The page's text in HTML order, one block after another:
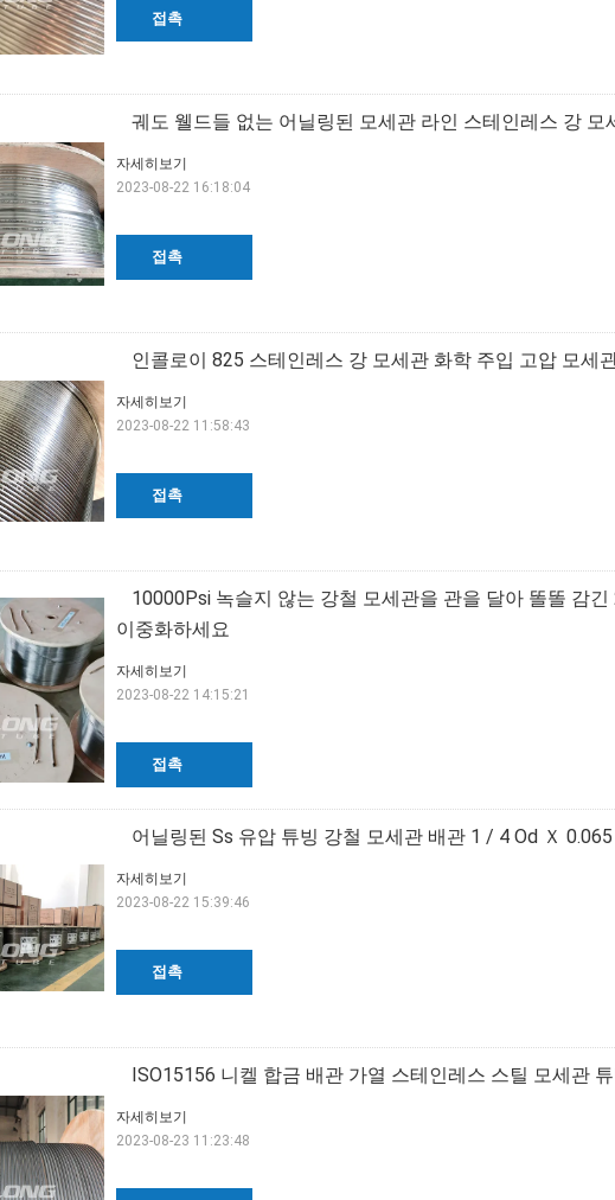
접촉
궤도 웰드들 없는 어닐링된 모세관 라인 스테인레스 강 모
접촉
자세히보기
2023-08-22 16:18:04
인콜로이 825 스테인레스 강 모세관 화학 주입 고압 모세
접촉
자세히보기
2023-08-22 11:58:43
10000Psi 녹슬지 않는 강철 모세관을 관을 달아 똘똘 감
이중화하세요
접촉
자세히보기
2023-08-22 14:15:21
어닐링된 Ss 유압 튜빙 강철 모세관 배관 1 / 4 Od Ｘ
접촉
자세히보기
2023-08-22 15:39:46
ISO15156 니켈 합금 배관 가열 스테인레스 스틸 모세관
자세히보기
2023-08-23 11:23:48